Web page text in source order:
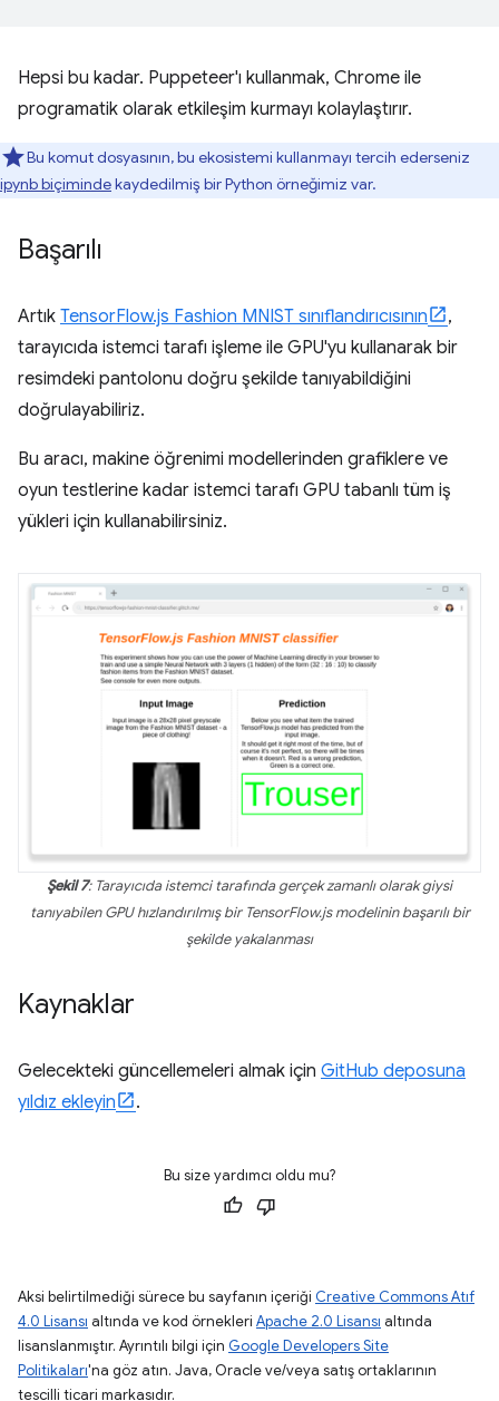
Hepsi bu kadar. Puppeteer'ı kullanmak, Chrome ile
programatik olarak etkileşim kurmayı kolaylaştırır.
Bu komut dosyasının, bu ekosistemi kullanmayı tercih ederseniz
ipynb biçimindekaydedilmiş bir Python örneğimiz var.
Başarılı
Artık TensorFlow.js Fashion MNIST sınıflandırıcısının
,
tarayıcıda istemci tarafı işleme ile GPU'yu kullanarak bir
resimdeki pantolonu doğru şekilde tanıyabildiğini
doğrulayabiliriz.
Bu aracı, makine öğrenimi modellerinden grafiklere ve
oyun testlerine kadar istemci tarafı GPU tabanlı tüm iş
yükleri için kullanabilirsiniz.
Şekil 7: Tarayıcıda istemci tarafında gerçek zamanlı olarak giysi
tanıyabilen GPU hızlandırılmış bir TensorFlow.js modelinin başarılı bir
şekilde yakalanması
Kaynaklar
Gelecekteki güncellemeleri almak için GitHub deposuna
yıldız ekleyin
.
Bu size yardımcı oldu mu?
Aksi belirtilmediği sürece bu sayfanın içeriği Creative Commons Atıf
4.0 Lisansı altında ve kod örnekleri Apache 2.0 Lisansı altında
lisanslanmıştır. Ayrıntılı bilgi için Google Developers Site
Politikaları'na göz atın. Java, Oracle ve/veya satış ortaklarının
tescilli ticari markasıdır.